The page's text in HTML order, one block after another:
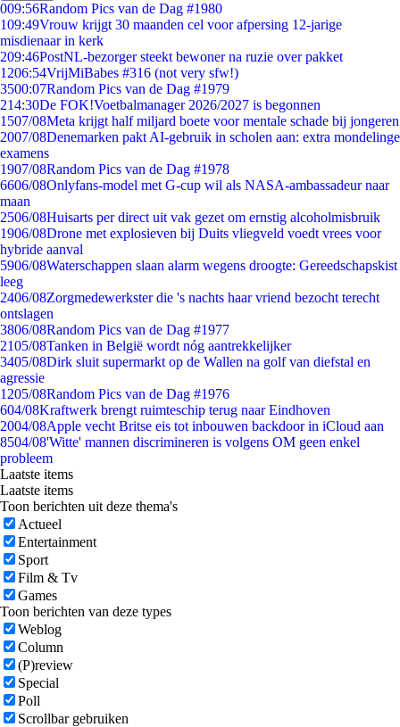
009:56Random Pics van de Dag #1980
109:49Vrouw krijgt 30 maanden cel voor afpersing 12-jarige
misdienaar in kerk
209:46PostNL-bezorger steekt bewoner na ruzie over pakket
1206:54VrijMiBabes #316 (not very sfw!)
3500:07Random Pics van de Dag #1979
214:30De FOK!Voetbalmanager 2026/2027 is begonnen
1507/08Meta krijgt half miljard boete voor mentale schade bij jongeren
2007/08Denemarken pakt AI-gebruik in scholen aan: extra mondelinge
examens
1907/08Random Pics van de Dag #1978
6606/08Onlyfans-model met G-cup wil als NASA-ambassadeur naar
maan
2506/08Huisarts per direct uit vak gezet om ernstig alcoholmisbruik
1906/08Drone met explosieven bij Duits vliegveld voedt vrees voor
hybride aanval
5906/08Waterschappen slaan alarm wegens droogte: Gereedschapskist
leeg
2406/08Zorgmedewerkster die 's nachts haar vriend bezocht terecht
ontslagen
3806/08Random Pics van de Dag #1977
2105/08Tanken in België wordt nóg aantrekkelijker
3405/08Dirk sluit supermarkt op de Wallen na golf van diefstal en
agressie
1205/08Random Pics van de Dag #1976
604/08Kraftwerk brengt ruimteschip terug naar Eindhoven
2004/08Apple vecht Britse eis tot inbouwen backdoor in iCloud aan
8504/08'Witte' mannen discrimineren is volgens OM geen enkel
probleem
Laatste items
Laatste items
Toon berichten uit deze thema's
Actueel
Entertainment
Sport
Film & Tv
Games
Toon berichten van deze types
Weblog
Column
(P)review
Special
Poll
Scrollbar gebruiken